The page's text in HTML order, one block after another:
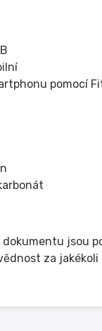
pomocí
jsou
za